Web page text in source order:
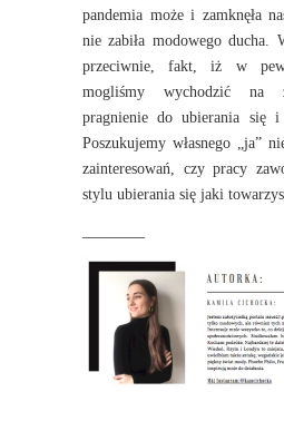
pandemia może i zamknęła
nie zabiła modowego ducha.
przeciwnie, fakt, iż w
mogliśmy wychodzić na
pragnienie do ubierania się i
Poszukujemy własnego „ja”
zainteresowań, czy pracy
stylu ubierania się jaki